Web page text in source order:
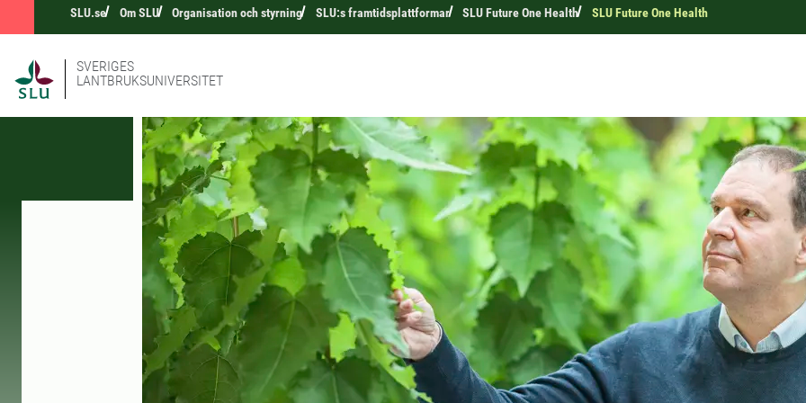
SLU.se Om SLU Organisation och styrning SLU:s framtidsplattformar SLU Future One Health SLU Future One Health
SVERIGES
LANTBRUKSUNIVERSITET